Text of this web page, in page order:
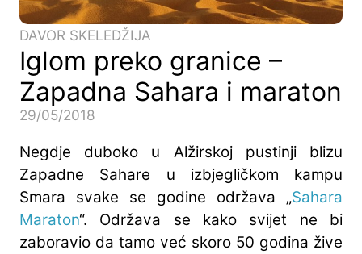
DAVOR SKELEDŽIJA
Iglom preko granice –
Zapadna Sahara i maraton
29/05/2018
Negdje duboko u Alžirskoj pustinji blizu
Zapadne Sahare u izbjegličkom kampu
Smara svake se godine održava „Sahara
Maraton“. Održava se kako svijet ne bi
zaboravio da tamo već skoro 50 godina žive